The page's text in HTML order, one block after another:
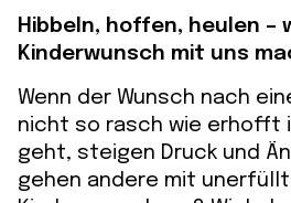
Hibbeln, hoffen, heulen –
Kinderwunsch mit uns
Wenn der Wunsch nach
nicht so rasch wie erhofft
geht, steigen Druck und
gehen andere mit